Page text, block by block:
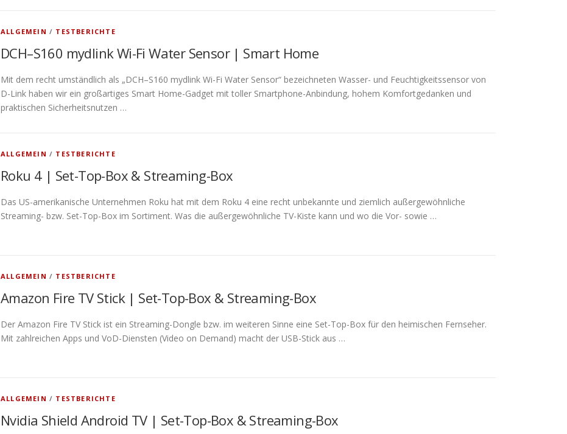
ALLGEMEIN / TESTBERICHTE
DCH–S160 mydlink Wi-Fi Water Sensor | Smart Home
Mit dem recht umständlich als „DCH–S160 mydlink Wi-Fi Water Sensor“ bezeichneten Wasser- und Feuchtigkeitssensor von
D-Link haben wir ein großartiges Smart Home-Gadget mit toller Smartphone-Anbindung, hohem Komfortgedanken und
praktischen Sicherheitsnutzen …
ALLGEMEIN / TESTBERICHTE
Roku 4 | Set-Top-Box & Streaming-Box
Das US-amerikanische Unternehmen Roku hat mit dem Roku 4 eine recht unbekannte und ziemlich außergewöhnliche
Streaming- bzw. Set-Top-Box im Sortiment. Was die außergewöhnliche TV-Kiste kann und wo die Vor- sowie …
ALLGEMEIN / TESTBERICHTE
Amazon Fire TV Stick | Set-Top-Box & Streaming-Box
Der Amazon Fire TV Stick ist ein Streaming-Dongle bzw. im weiteren Sinne eine Set-Top-Box für den heimischen Fernseher.
Mit zahlreichen Apps und VoD-Diensten (Video on Demand) macht der USB-Stick aus …
ALLGEMEIN / TESTBERICHTE
Nvidia Shield Android TV | Set-Top-Box & Streaming-Box